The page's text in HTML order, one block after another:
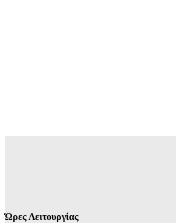
Ώρες Λειτουργίας